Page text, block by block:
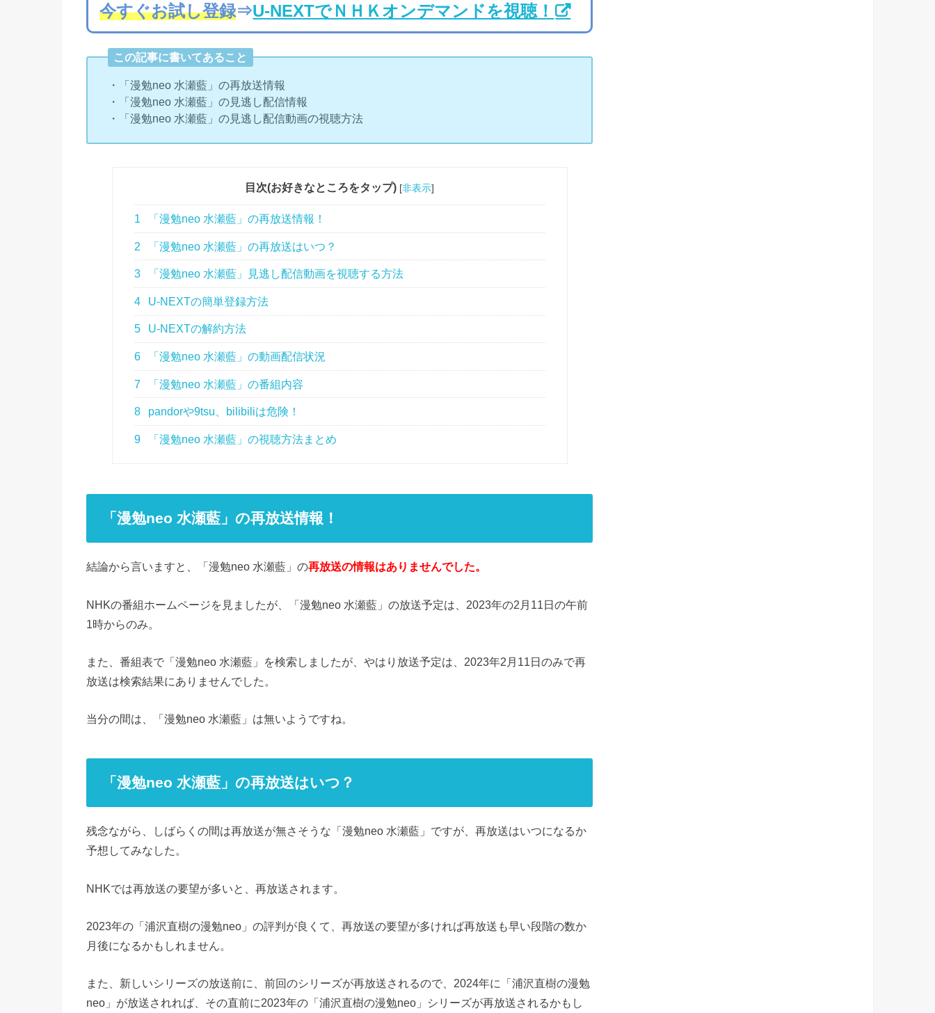
今すぐお試し登録⇒U-NEXTでＮＨＫオンデマンドを視聴！
この記事に書いてあること
・「漫勉neo 水瀬藍」の再放送情報
・「漫勉neo 水瀬藍」の見逃し配信情報
・「漫勉neo 水瀬藍」の見逃し配信動画の視聴方法
目次(お好きなところをタップ) [非表示]
1 「漫勉neo 水瀬藍」の再放送情報！
2 「漫勉neo 水瀬藍」の再放送はいつ？
3 「漫勉neo 水瀬藍」見逃し配信動画を視聴する方法
4 U-NEXTの簡単登録方法
5 U-NEXTの解約方法
6 「漫勉neo 水瀬藍」の動画配信状況
7 「漫勉neo 水瀬藍」の番組内容
8 pandorや9tsu、bilibiliは危険！
9 「漫勉neo 水瀬藍」の視聴方法まとめ
「漫勉neo 水瀬藍」の再放送情報！
結論から言いますと、「漫勉neo 水瀬藍」の再放送の情報はありませんでした。
NHKの番組ホームページを見ましたが、「漫勉neo 水瀬藍」の放送予定は、2023年の2月11日の午前
1時からのみ。
また、番組表で「漫勉neo 水瀬藍」を検索しましたが、やはり放送予定は、2023年2月11日のみで再
放送は検索結果にありませんでした。
当分の間は、「漫勉neo 水瀬藍」は無いようですね。
「漫勉neo 水瀬藍」の再放送はいつ？
残念ながら、しばらくの間は再放送が無さそうな「漫勉neo 水瀬藍」ですが、再放送はいつになるか
予想してみなした。
NHKでは再放送の要望が多いと、再放送されます。
2023年の「浦沢直樹の漫勉neo」の評判が良くて、再放送の要望が多ければ再放送も早い段階の数か
月後になるかもしれません。
また、新しいシリーズの放送前に、前回のシリーズが再放送されるので、2024年に「浦沢直樹の漫勉
neo」が放送されれば、その直前に2023年の「浦沢直樹の漫勉neo」シリーズが再放送されるかもし